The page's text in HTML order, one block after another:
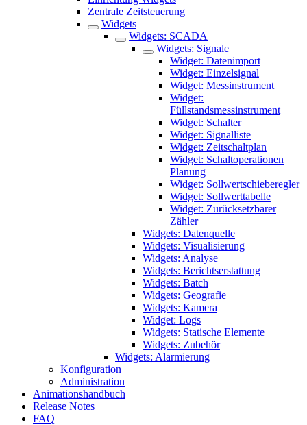
Zentrale Zeitsteuerung
Widgets
Widgets: SCADA
Widgets: Signale
Widget: Datenimport
Widget: Einzelsignal
Widget: Messinstrument
Widget:
Füllstandsmessinstrument
Widget: Schalter
Widget: Signalliste
Widget: Zeitschaltplan
Widget: Schaltoperationen
Planung
Widget: Sollwertschieberegler
Widget: Sollwerttabelle
Widget: Zurücksetzbarer
Zähler
Widgets: Datenquelle
Widgets: Visualisierung
Widgets: Analyse
Widgets: Berichtserstattung
Widgets: Batch
Widgets: Geografie
Widgets: Kamera
Widget: Logs
Widgets: Statische Elemente
Widgets: Zubehör
Widgets: Alarmierung
Konfiguration
Administration
Animationshandbuch
Release Notes
FAQ